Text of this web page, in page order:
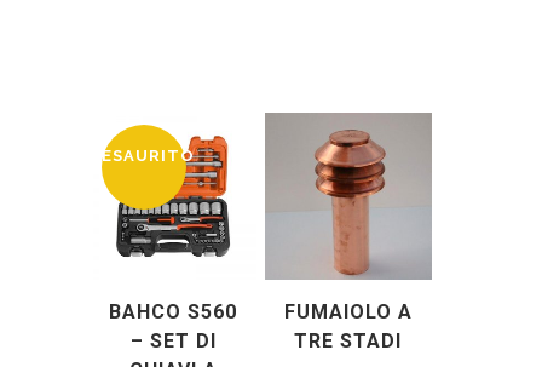
ESAURITO
BAHCO S560
– SET DI
FUMAIOLO A
TRE STADI